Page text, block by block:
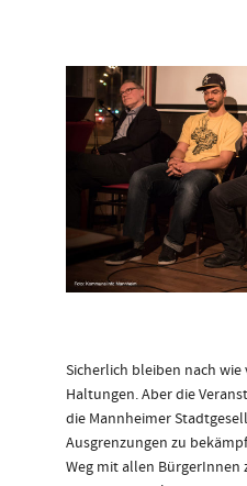
Sicherlich bleiben nach
Haltungen. Aber die
die Mannheimer
Ausgrenzungen zu
Weg mit allen